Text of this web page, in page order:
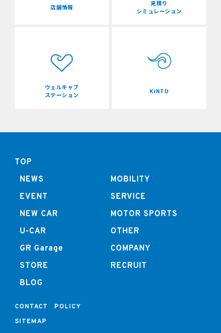
店舗情報
見積り
シミュレーション
ウェルキャブ
ステーション
KiNTO
TOP
NEWS
EVENT
NEW CAR
U-CAR
GR Garage
STORE
BLOG
MOBILITY
SERVICE
MOTOR SPORTS
OTHER
COMPANY
RECRUIT
CONTACT
POLICY
SITEMAP